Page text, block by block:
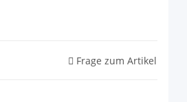
Frage zum Artikel